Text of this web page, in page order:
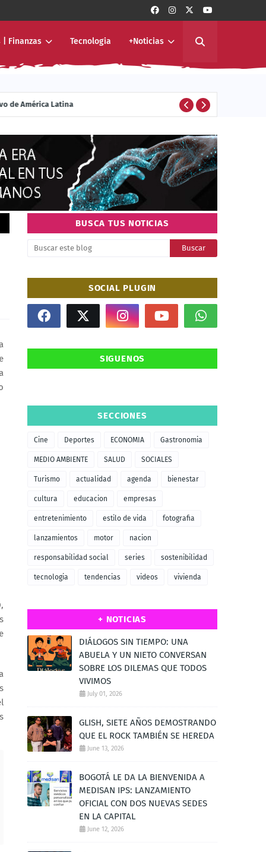
| Finanzas Tecnologia +Noticias
de América Latina
BUSCA TUS NOTICIAS
SOCIAL PLUGIN
SIGUENOS
SECCIONES
Cine Deportes ECONOMIA Gastronomia
MEDIO AMBIENTE SALUD SOCIALES
Turismo actualidad agenda bienestar
cultura educacion empresas
entretenimiento estilo de vida fotografia
lanzamientos motor nacion
responsabilidad social series sostenibilidad
tecnologia tendencias videos vivienda
+ NOTICIAS
DIÁLOGOS SIN TIEMPO: UNA
ABUELA Y UN NIETO CONVERSAN
SOBRE LOS DILEMAS QUE TODOS
VIVIMOS
July 01, 2026
GLISH, SIETE AÑOS DEMOSTRANDO
QUE EL ROCK TAMBIÉN SE HEREDA
June 13, 2026
BOGOTÁ LE DA LA BIENVENIDA A
MEDISAN IPS: LANZAMIENTO
OFICIAL CON DOS NUEVAS SEDES
EN LA CAPITAL
June 12, 2026